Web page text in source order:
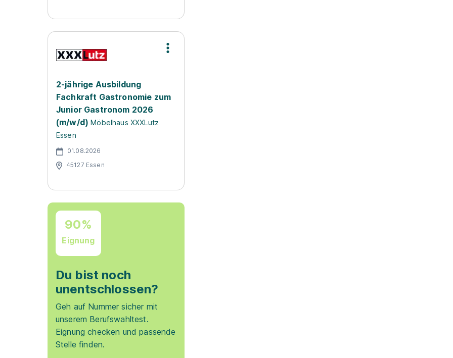
2-jährige Ausbildung
Fachkraft Gastronomie zum
Junior Gastronom 2026
(m/w/d) Möbelhaus XXXLutz
Essen
01.08.2026
45127 Essen
90%
Eignung
Du bist noch
unentschlossen?
Geh auf Nummer sicher mit
unserem Berufswahltest.
Eignung checken und passende
Stelle finden.